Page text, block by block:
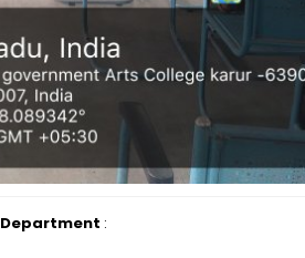
Department :